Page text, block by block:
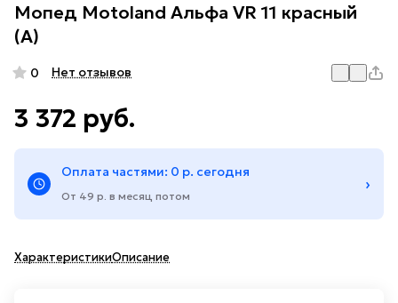
Мопед Motoland Альфа VR 11 красный
(А)
0 Нет отзывов
3 372 руб.
Оплата частями: 0 р. сегодня
От 49 р. в месяц потом
›
ХарактеристикиОписание